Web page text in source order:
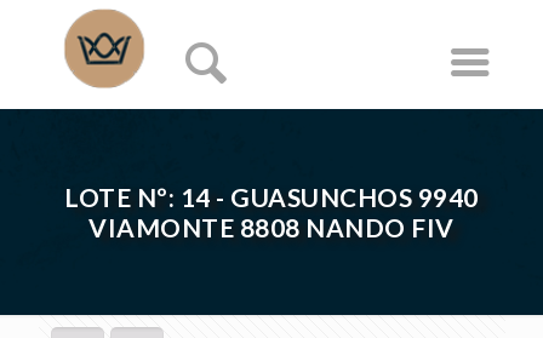
LOTE Nº: 14 - GUASUNCHOS 9940
VIAMONTE 8808 NANDO FIV